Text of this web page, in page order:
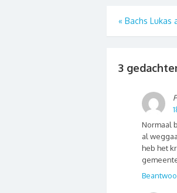
« Bachs Lukas
3
Normaal
al
heb het